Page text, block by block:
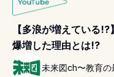
【多浪が増えている
爆増した理由とは!?
未来図ch〜教育